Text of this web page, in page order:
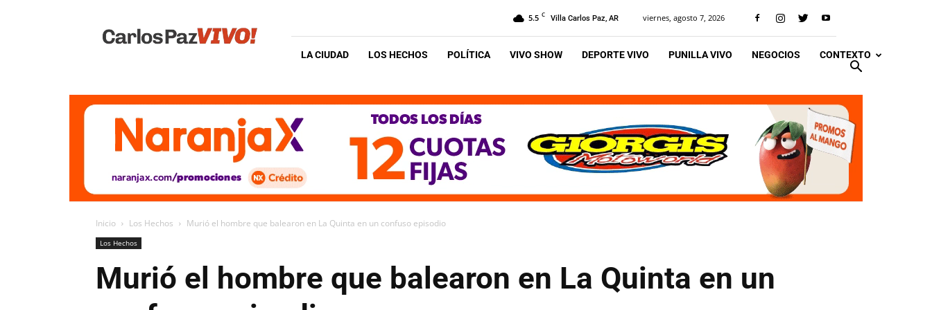
Vivo
5.5 C Villa Carlos Paz, AR viernes, agosto 7, 2026
LA CIUDAD LOS HECHOS POLÍTICA VIVO SHOW DEPORTE VIVO PUNILLA VIVO NEGOCIOS CONTEXTO
Inicio Los Hechos Murió el hombre que balearon en La Quinta en un confuso episodio
Los Hechos
Murió el hombre que balearon en La Quinta en un